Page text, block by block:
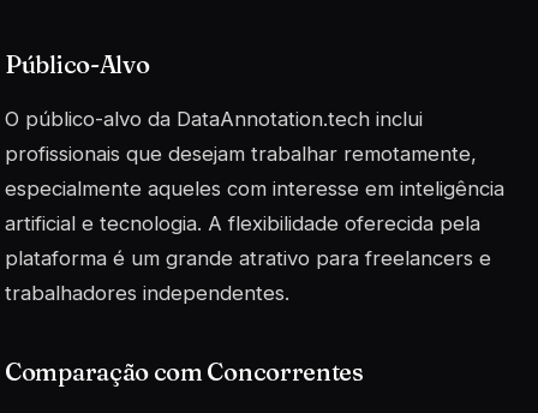
Público-Alvo
O público-alvo da DataAnnotation.tech inclui
profissionais que desejam trabalhar remotamente,
especialmente aqueles com interesse em inteligência
artificial e tecnologia. A flexibilidade oferecida pela
plataforma é um grande atrativo para freelancers e
trabalhadores independentes.
Comparação com Concorrentes